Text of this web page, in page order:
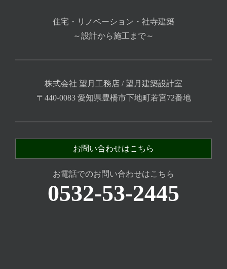
住宅・リノベーション・社寺建築
～設計から施工まで～
株式会社 望月工務店 / 望月建築設計室
〒440-0083 愛知県豊橋市下地町若宮72番地
お問い合わせはこちら
お電話でのお問い合わせはこちら
0532-53-2445